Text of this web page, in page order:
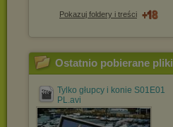
Pokazuj foldery i treści
Ostatnio pobierane pliki
Tylko głupcy i konie S01E01
PL.avi